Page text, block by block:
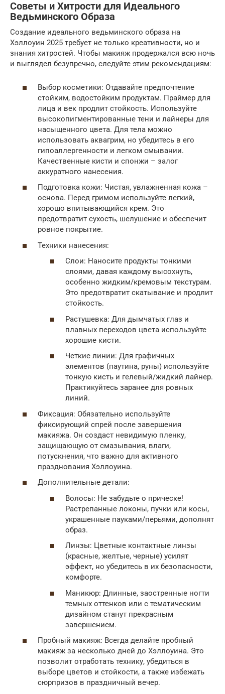
Советы и Хитрости для Идеального
Ведьминского Образа
Создание идеального ведьминского образа на
Хэллоуин 2025 требует не только креативности, но и
знания хитростей. Чтобы макияж продержался всю ночь
и выглядел безупречно, следуйте этим рекомендациям:
Выбор косметики: Отдавайте предпочтение
стойким, водостойким продуктам. Праймер для
лица и век продлит стойкость. Используйте
высокопигментированные тени и лайнеры для
насыщенного цвета. Для тела можно
использовать аквагрим, но убедитесь в его
гипоаллергенности и легком смывании.
Качественные кисти и спонжи – залог
аккуратного нанесения.
Подготовка кожи: Чистая, увлажненная кожа –
основа. Перед гримом используйте легкий,
хорошо впитывающийся крем. Это
предотвратит сухость, шелушение и обеспечит
ровное покрытие.
Техники нанесения:
Слои: Наносите продукты тонкими
слоями, давая каждому высохнуть,
особенно жидким/кремовым текстурам.
Это предотвратит скатывание и продлит
стойкость.
Растушевка: Для дымчатых глаз и
плавных переходов цвета используйте
хорошие кисти.
Четкие линии: Для графичных
элементов (паутина, руны) используйте
тонкую кисть и гелевый/жидкий лайнер.
Практикуйтесь заранее для ровных
линий.
Фиксация: Обязательно используйте
фиксирующий спрей после завершения
макияжа. Он создаст невидимую пленку,
защищающую от смазывания, влаги,
потускнения, что важно для активного
празднования Хэллоуина.
Дополнительные детали:
Волосы: Не забудьте о прическе!
Растрепанные локоны, пучки или косы,
украшенные пауками/перьями, дополнят
образ.
Линзы: Цветные контактные линзы
(красные, желтые, черные) усилят
эффект, но убедитесь в их безопасности,
комфорте.
Маникюр: Длинные, заостренные ногти
темных оттенков или с тематическим
дизайном станут прекрасным
завершением.
Пробный макияж: Всегда делайте пробный
макияж за несколько дней до Хэллоуина. Это
позволит отработать технику, убедиться в
выборе цветов и стойкости, а также избежать
сюрпризов в праздничный вечер.